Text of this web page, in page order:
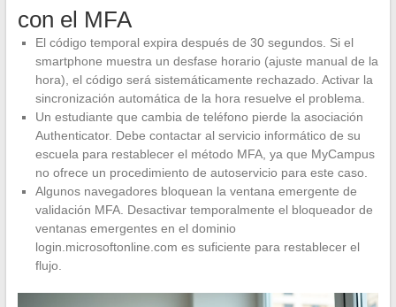
con el MFA
El código temporal expira después de 30 segundos. Si el
smartphone muestra un desfase horario (ajuste manual de la
hora), el código será sistemáticamente rechazado. Activar la
sincronización automática de la hora resuelve el problema.
Un estudiante que cambia de teléfono pierde la asociación
Authenticator. Debe contactar al servicio informático de su
escuela para restablecer el método MFA, ya que MyCampus
no ofrece un procedimiento de autoservicio para este caso.
Algunos navegadores bloquean la ventana emergente de
validación MFA. Desactivar temporalmente el bloqueador de
ventanas emergentes en el dominio
login.microsoftonline.com es suficiente para restablecer el
flujo.